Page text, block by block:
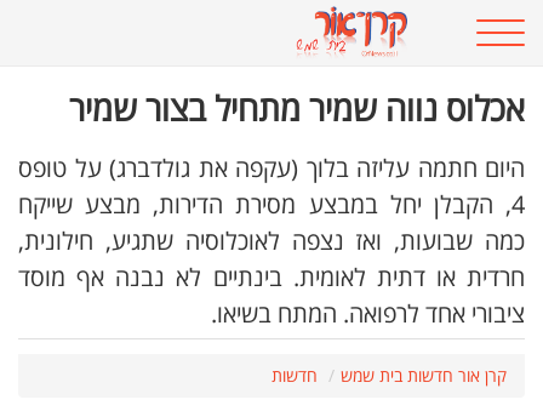
אכלוס נווה שמיר מתחיל בצור שמיר
היום חתמה עליזה בלוך (עקפה את גולדברג) על טופס
4, הקבלן יחל במבצע מסירת הדירות, מבצע שייקח
כמה שבועות, ואז נצפה לאוכלוסיה שתגיע, חילונית,
חרדית או דתית לאומית. בינתיים לא נבנה אף מוסד
ציבורי אחד לרפואה. המתח בשיאו.
קרן אור חדשות בית שמש חדשות